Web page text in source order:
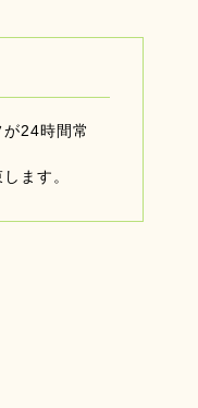
24時間常
ます。